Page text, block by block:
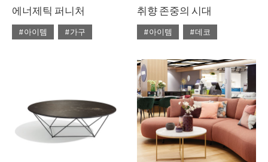
에너제틱 퍼니처
#아이템
#가구
#쇼핑
#의자
#체어
#테이블
취향 존중의 시대
#아이템
#데코
#4월호 룩
#가구
#데코
#룩
#소품
#스타일링
#의자
#조명
#집 꾸미기
#체어
#테이블
#패브릭